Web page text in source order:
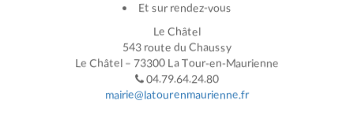
Et sur rendez-vous
Le Châtel
543 route du Chaussy
Le Châtel – 73300 La Tour-en-Maurienne
04.79.64.24.80
mairie@latourenmaurienne.fr